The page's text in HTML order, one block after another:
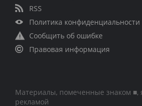
RSS
Политика конфиденциальности
Сообщить об ошибке
Правовая информация
Материалы, помеченные знаком ■,
рекламой